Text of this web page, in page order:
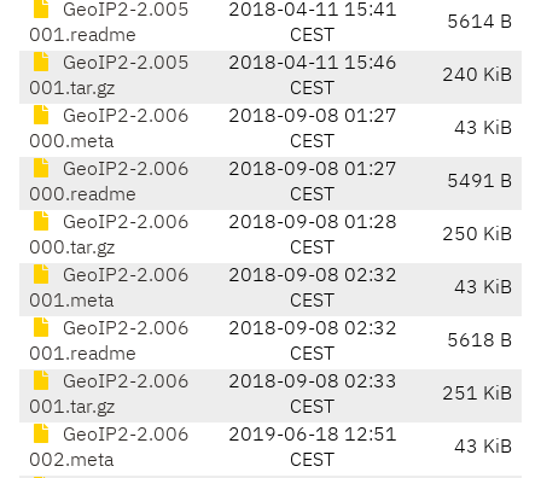
GeoIP2-2.005
001.readme
2018-04-11 15:41
CEST
5614 B
GeoIP2-2.005
001.tar.gz
2018-04-11 15:46
CEST
240 KiB
GeoIP2-2.006
000.meta
2018-09-08 01:27
CEST
43 KiB
GeoIP2-2.006
000.readme
2018-09-08 01:27
CEST
5491 B
GeoIP2-2.006
000.tar.gz
2018-09-08 01:28
CEST
250 KiB
GeoIP2-2.006
001.meta
2018-09-08 02:32
CEST
43 KiB
GeoIP2-2.006
001.readme
2018-09-08 02:32
CEST
5618 B
GeoIP2-2.006
001.tar.gz
2018-09-08 02:33
CEST
251 KiB
GeoIP2-2.006
002.meta
2019-06-18 12:51
CEST
43 KiB